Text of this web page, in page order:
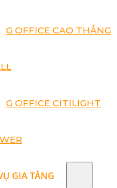
G OFFICE CAO THẮNG
G OFFICE CITILIGHT
GIA TĂNG